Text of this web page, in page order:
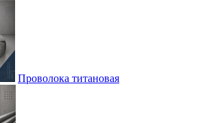
Проволока титановая